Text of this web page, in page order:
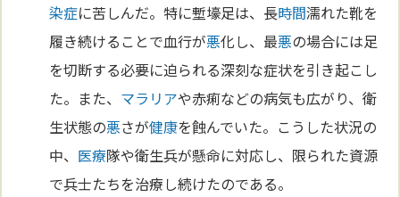
染症に苦しんだ。特に塹壕足は、長時間濡れた靴を
履き続けることで血行が悪化し、最悪の場合には足
を切断する必要に迫られる深刻な症状を引き起こし
た。また、 マラリアや赤痢などの病気も広がり、衛
生状態の悪さが健康を蝕んでいた。こうした状況の
中、 医療隊や衛生兵が懸命に対応し、限られた資源
で兵士たちを治療し続けたのである。